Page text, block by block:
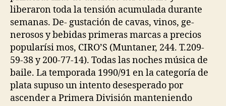
liberaron toda la tensión acumulada durante
semanas. De- gustación de cavas, vinos, ge-
nerosos y bebidas primeras marcas a precios
popularísi mos, CIRO’S (Muntaner, 244. T.209-
59-38 y 200-77-14). Todas las noches música de
baile. La temporada 1990/91 en la categoría de
plata supuso un intento desesperado por
ascender a Primera División manteniendo